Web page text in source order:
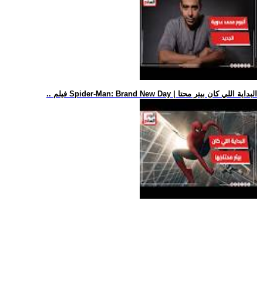
.. فيلم Spider-Man: Brand New Day | البداية اللي كان بيتر محتا